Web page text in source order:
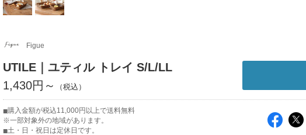
Figue
UTILE｜ユティル トレイ S/L/LL
1,430円～
購入金額が税込11,000円以上で送料無料
※一部対象外の地域があります。
土・日・祝日は定休日です。